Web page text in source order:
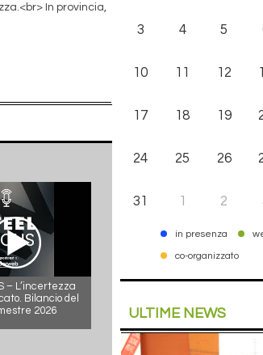
In provincia,
– L’incertezza
Bilancio del
2026
3 4 5
10 11 12
17 18 19
24 25 26
31 2
in presenza
co-organizzato
ULTIME NEWS